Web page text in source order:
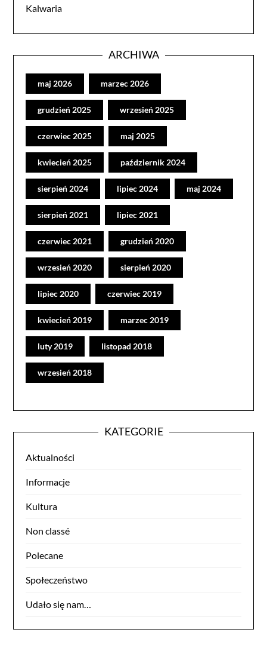
Kalwaria
ARCHIWA
maj 2026 marzec 2026
grudzień 2025 wrzesień 2025
czerwiec 2025 maj 2025
kwiecień 2025 październik 2024
sierpień 2024 lipiec 2024 maj 2024
sierpień 2021 lipiec 2021
czerwiec 2021 grudzień 2020
wrzesień 2020 sierpień 2020
lipiec 2020 czerwiec 2019
kwiecień 2019 marzec 2019
luty 2019 listopad 2018
wrzesień 2018
KATEGORIE
Aktualności
Informacje
Kultura
Non classé
Polecane
Społeczeństwo
Udało się nam…